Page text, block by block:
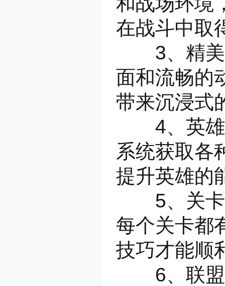
在战斗中取
3、精美
面和流畅的
带来沉浸式
4、英雄
系统获取各
提升英雄的
5、关卡
每个关卡都
技巧才能顺
6、联盟